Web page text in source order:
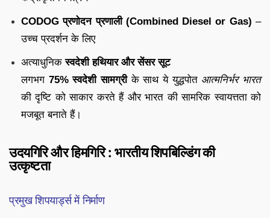
CODOG प्रणोदन प्रणाली (Combined Diesel or Gas) –
उच्च प्रदर्शन के लिए
अत्याधुनिकस्वदेशी हथियार और सेंसर सूट
लगभग 75% स्वदेशी सामग्रीके साथ ये युद्धपोत आत्मनिर्भर भारत
की दृष्टि को साकार करते हैं और भारत की सामरिक स्वायत्तता को
मजबूत बनाते हैं।
उदयगिरि और हिमगिरि : भारतीय शिपबिल्डिंग की
उत्कृष्टता
प्रमुख शिपयार्ड्स में निर्माण